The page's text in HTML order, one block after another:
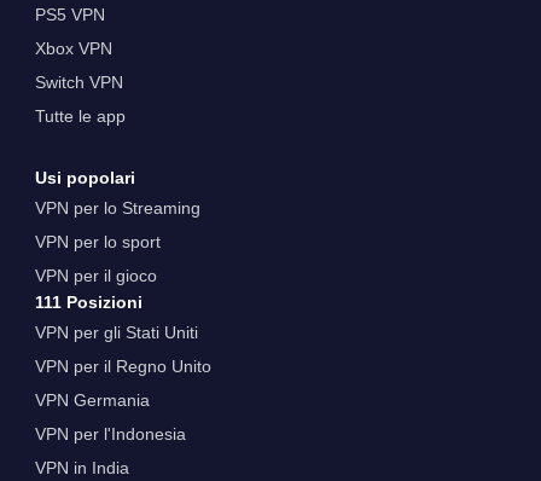
PS5 VPN
Xbox VPN
Switch VPN
Tutte le app
Usi popolari
VPN per lo Streaming
VPN per lo sport
VPN per il gioco
111 Posizioni
VPN per gli Stati Uniti
VPN per il Regno Unito
VPN Germania
VPN per l'Indonesia
VPN in India